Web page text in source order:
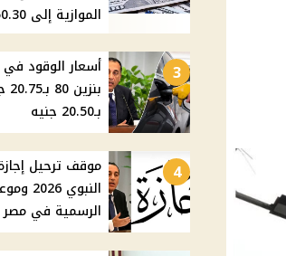
الموازية إلى 50.30 جنيه
3
أسعار الوقود
بـ20.50 جنيه
4
موقف ترحيل
النبوي
الرسمية في مصر